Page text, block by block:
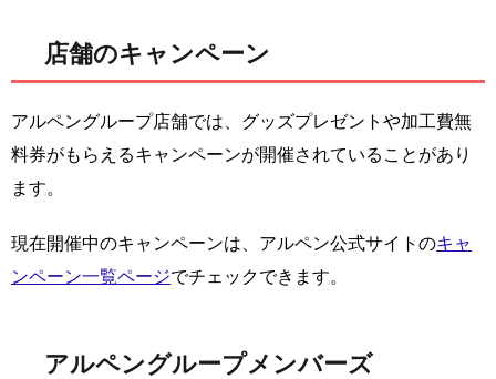
店舗のキャンペーン
アルペングループ店舗では、グッズプレゼントや加工費無
料券がもらえるキャンペーンが開催されていることがあり
ます。
現在開催中のキャンペーンは、アルペン公式サイトのキャ
ンペーン一覧ページでチェックできます。
アルペングループメンバーズ